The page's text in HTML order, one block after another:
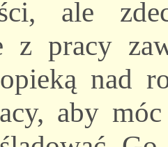
ale
z pracy
nad
aby